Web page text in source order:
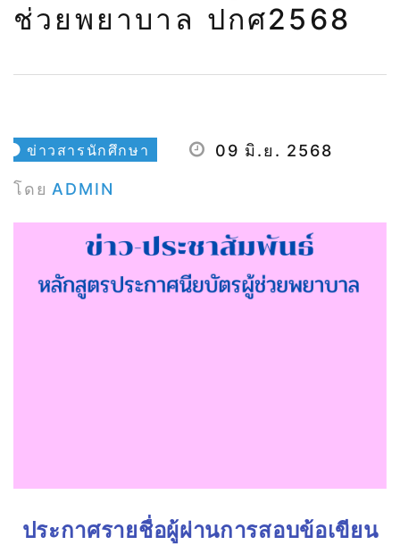
ช่วยพยาบาล ปกศ2568
ข่าวสารนักศึกษา 09 มิ.ย. 2568
โดย ADMIN
ประกาศรายชื่อผู้ผ่านการสอบข้อเขียน